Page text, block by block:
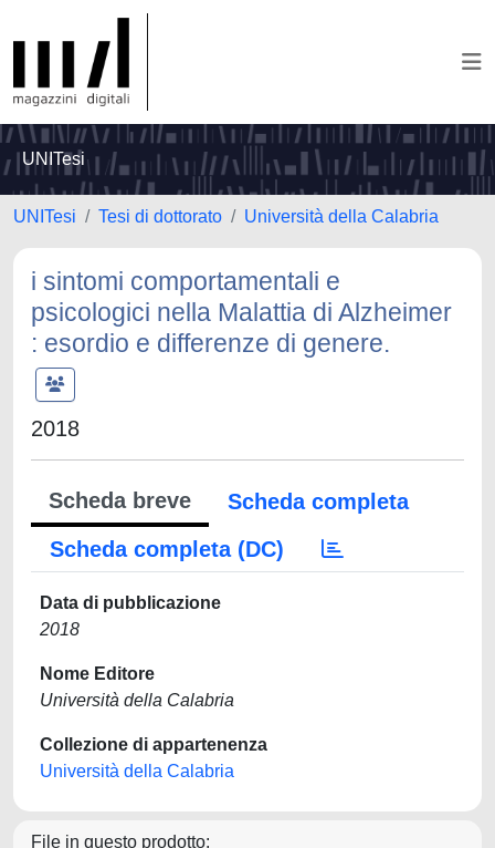
UNITesi
UNITesi Tesi di dottorato Università della Calabria
i sintomi comportamentali e
psicologici nella Malattia di Alzheimer
: esordio e differenze di genere.
2018
Scheda breve
Scheda completa
Scheda completa (DC)
Data di pubblicazione
2018
Nome Editore
Università della Calabria
Collezione di appartenenza
Università della Calabria
File in questo prodotto: